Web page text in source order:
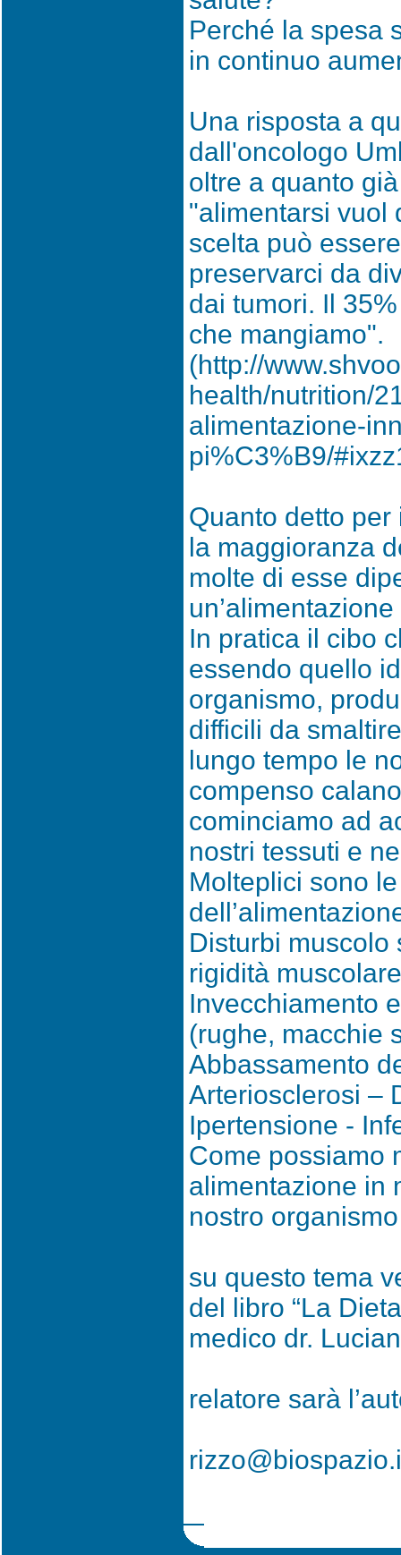
Perché la spesa
in continuo
Una risposta a
dall'oncologo
oltre a quanto
"alimentarsi vuol
scelta può
preservarci da
dai tumori. Il
che mangiamo".
(http://
health/nutrition/
alimentazione-
pi%C3%B9/
Quanto detto
la maggioranza
molte di esse
In pratica il cibo
essendo quello
organismo,
difficili da
lungo tempo le
compenso
cominciamo ad
nostri tessuti e
Molteplici sono
Disturbi muscolo
rigidità
Invecchiamento
(rughe, macchie
Abbassamento
Arteriosclerosi –
Ipertensione -
Come possiamo
alimentazione in
nostro
su questo tema
del libro “La
medico dr.
relatore sarà